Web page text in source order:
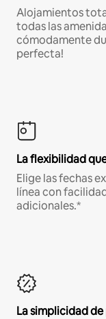
Alojamientos
todas las
cómodamente
perfecta!
La flexibilidad
Elige las fechas
línea con
adicionales.*
La simplicidad